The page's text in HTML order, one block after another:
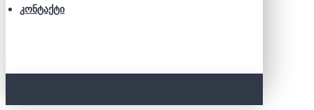
ᲙᲝᲜᲢᲐᲥᲢᲘ